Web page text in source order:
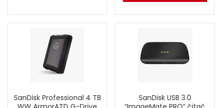
SanDisk Professional 4 TB
SanDisk USB 3.0